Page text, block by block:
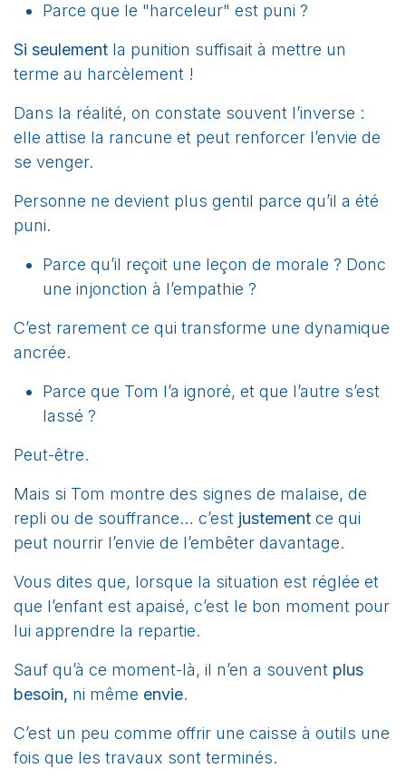
Parce que le "harceleur" est puni ?
Si seulement la punition suffisait à mettre un
terme au harcèlement !
Dans la réalité, on constate souvent l’inverse :
elle attise la rancune et peut renforcer l’envie de
se venger.
Personne ne devient plus gentil parce qu’il a été
puni.
Parce qu’il reçoit une leçon de morale ? Donc
une injonction à l’empathie ?
C’est rarement ce qui transforme une dynamique
ancrée.
Parce que Tom l’a ignoré, et que l’autre s’est
lassé ?
Peut-être.
Mais si Tom montre des signes de malaise, de
repli ou de souffrance… c’est justement ce qui
peut nourrir l’envie de l’embêter davantage.
Vous dites que, lorsque la situation est réglée et
que l’enfant est apaisé, c’est le bon moment pour
lui apprendre la repartie.
Sauf qu’à ce moment-là, il n’en a souvent plus
besoin, ni même envie.
C’est un peu comme offrir une caisse à outils une
fois que les travaux sont terminés.